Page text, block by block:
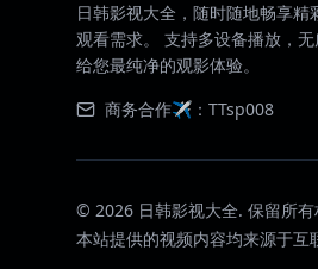
日韩影视大全，随时随地畅享精
观看需求。 支持多设备播放，无
给您最纯净的观影体验。
商务合作✈️：TTsp008
© 2026 日韩影视大全. 保留所
本站提供的视频内容均来源于互